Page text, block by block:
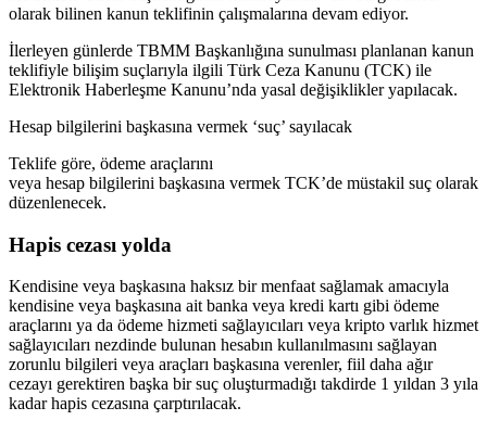
olarak bilinen kanun teklifinin çalışmalarına devam ediyor.
İlerleyen günlerde TBMM Başkanlığına sunulması planlanan kanun
teklifiyle bilişim suçlarıyla ilgili Türk Ceza Kanunu (TCK) ile
Elektronik Haberleşme Kanunu’nda yasal değişiklikler yapılacak.
Hesap bilgilerini başkasına vermek ‘suç’ sayılacak
Teklife göre, ödeme araçlarını
veya hesap bilgilerini başkasına vermek TCK’de müstakil suç olarak
düzenlenecek.
Hapis cezası yolda
Kendisine veya başkasına haksız bir menfaat sağlamak amacıyla
kendisine veya başkasına ait banka veya kredi kartı gibi ödeme
araçlarını ya da ödeme hizmeti sağlayıcıları veya kripto varlık hizmet
sağlayıcıları nezdinde bulunan hesabın kullanılmasını sağlayan
zorunlu bilgileri veya araçları başkasına verenler, fiil daha ağır
cezayı gerektiren başka bir suç oluşturmadığı takdirde 1 yıldan 3 yıla
kadar hapis cezasına çarptırılacak.